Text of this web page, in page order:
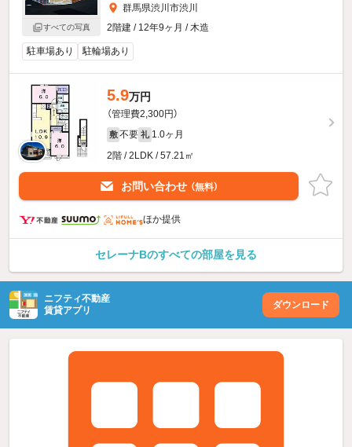
すべての写真
群馬県渋川市渋川
2階建 / 12年9ヶ月 / 木造
駐車場あり 駐輪場あり
5.9万円
（管理費2,300円）
敷 不要 礼 1.0ヶ月
2階 / 2LDK / 57.21㎡
お問い合わせ （無料）
ほか提供
セレーナBのすべての部屋を見る
ニフティ不動産
賃貸アプリ
ダウンロード